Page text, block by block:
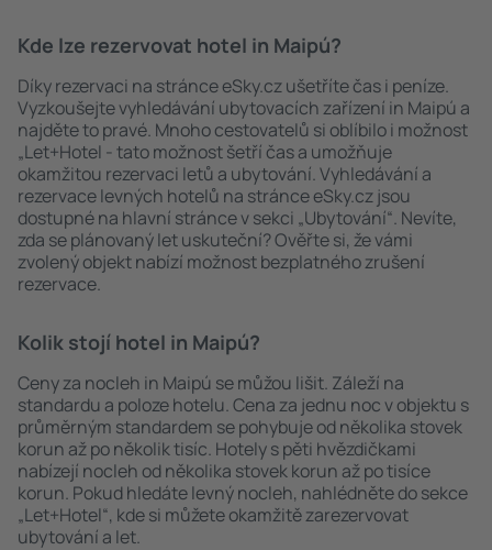
Kde lze rezervovat hotel in Maipú?
Díky rezervaci na stránce eSky.cz ušetříte čas i peníze.
Vyzkoušejte vyhledávání ubytovacích zařízení in Maipú a
najděte to pravé. Mnoho cestovatelů si oblíbilo i možnost
„Let+Hotel - tato možnost šetří čas a umožňuje
okamžitou rezervaci letů a ubytování. Vyhledávání a
rezervace levných hotelů na stránce eSky.cz jsou
dostupné na hlavní stránce v sekci „Ubytování“. Nevíte,
zda se plánovaný let uskuteční? Ověřte si, že vámi
zvolený objekt nabízí možnost bezplatného zrušení
rezervace.
Kolik stojí hotel in Maipú?
Ceny za nocleh in Maipú se můžou lišit. Záleží na
standardu a poloze hotelu. Cena za jednu noc v objektu s
průměrným standardem se pohybuje od několika stovek
korun až po několik tisíc. Hotely s pěti hvězdičkami
nabízejí nocleh od několika stovek korun až po tisíce
korun. Pokud hledáte levný nocleh, nahlédněte do sekce
„Let+Hotel“, kde si můžete okamžitě zarezervovat
ubytování a let.